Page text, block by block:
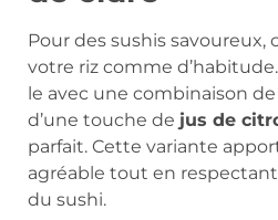
Pour des sushis savoureux,
votre riz comme
le avec une combinaison de
d’une touche de jus de
parfait. Cette variante
agréable tout en
du sushi.